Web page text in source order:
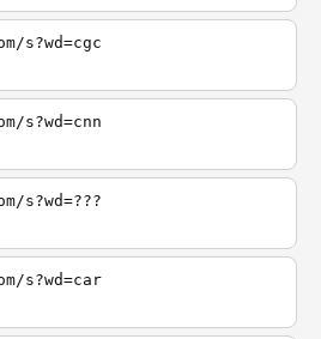
s?wd=cgc
s?wd=cnn
s?wd=???
s?wd=car